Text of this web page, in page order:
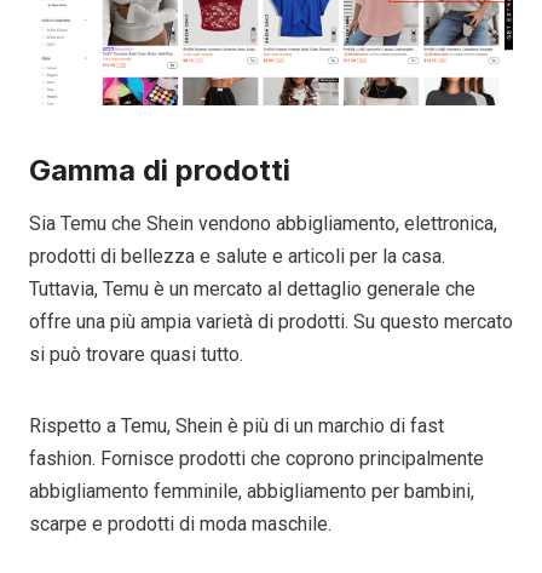
Gamma di prodotti
Sia Temu che Shein vendono abbigliamento, elettronica,
prodotti di bellezza e salute e articoli per la casa.
Tuttavia, Temu è un mercato al dettaglio generale che
offre una più ampia varietà di prodotti. Su questo mercato
si può trovare quasi tutto.
Rispetto a Temu, Shein è più di un marchio di fast
fashion. Fornisce prodotti che coprono principalmente
abbigliamento femminile, abbigliamento per bambini,
scarpe e prodotti di moda maschile.